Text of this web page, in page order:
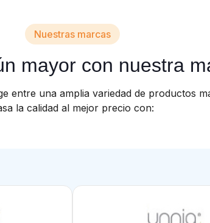
Nuestras marcas
mayor con nuestra
entre una amplia variedad de productos
la calidad al mejor precio con: